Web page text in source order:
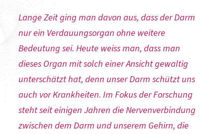
Lange Zeit ging man davon aus, dass der Darm
nur ein Verdauungsorgan ohne weitere
Bedeutung sei. Heute weiss man, dass man
dieses Organ mit solch einer Ansicht gewaltig
unterschätzt hat, denn unser Darm schützt uns
auch vor Krankheiten. Im Fokus der Forschung
steht seit einigen Jahren die Nervenverbindung
zwischen dem Darm und unserem Gehirn, die